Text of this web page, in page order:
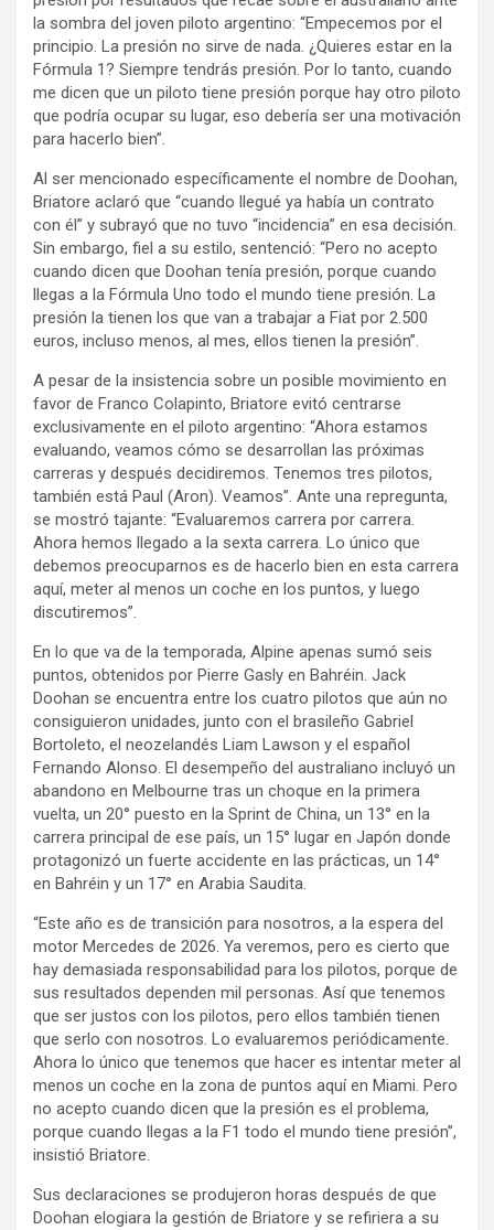
la sombra del joven piloto argentino: “Empecemos por el
principio. La presión no sirve de nada. ¿Quieres estar en la
Fórmula 1? Siempre tendrás presión. Por lo tanto, cuando
me dicen que un piloto tiene presión porque hay otro piloto
que podría ocupar su lugar, eso debería ser una motivación
para hacerlo bien”.
Al ser mencionado específicamente el nombre de Doohan,
Briatore aclaró que “cuando llegué ya había un contrato
con él” y subrayó que no tuvo “incidencia” en esa decisión.
Sin embargo, fiel a su estilo, sentenció: “Pero no acepto
cuando dicen que Doohan tenía presión, porque cuando
llegas a la Fórmula Uno todo el mundo tiene presión. La
presión la tienen los que van a trabajar a Fiat por 2.500
euros, incluso menos, al mes, ellos tienen la presión”.
A pesar de la insistencia sobre un posible movimiento en
favor de Franco Colapinto, Briatore evitó centrarse
exclusivamente en el piloto argentino: “Ahora estamos
evaluando, veamos cómo se desarrollan las próximas
carreras y después decidiremos. Tenemos tres pilotos,
también está Paul (Aron). Veamos”. Ante una repregunta,
se mostró tajante: “Evaluaremos carrera por carrera.
Ahora hemos llegado a la sexta carrera. Lo único que
debemos preocuparnos es de hacerlo bien en esta carrera
aquí, meter al menos un coche en los puntos, y luego
discutiremos”.
En lo que va de la temporada, Alpine apenas sumó seis
puntos, obtenidos por Pierre Gasly en Bahréin. Jack
Doohan se encuentra entre los cuatro pilotos que aún no
consiguieron unidades, junto con el brasileño Gabriel
Bortoleto, el neozelandés Liam Lawson y el español
Fernando Alonso. El desempeño del australiano incluyó un
abandono en Melbourne tras un choque en la primera
vuelta, un 20° puesto en la Sprint de China, un 13° en la
carrera principal de ese país, un 15° lugar en Japón donde
protagonizó un fuerte accidente en las prácticas, un 14°
en Bahréin y un 17° en Arabia Saudita.
“Este año es de transición para nosotros, a la espera del
motor Mercedes de 2026. Ya veremos, pero es cierto que
hay demasiada responsabilidad para los pilotos, porque de
sus resultados dependen mil personas. Así que tenemos
que ser justos con los pilotos, pero ellos también tienen
que serlo con nosotros. Lo evaluaremos periódicamente.
Ahora lo único que tenemos que hacer es intentar meter al
menos un coche en la zona de puntos aquí en Miami. Pero
no acepto cuando dicen que la presión es el problema,
porque cuando llegas a la F1 todo el mundo tiene presión”,
insistió Briatore.
Sus declaraciones se produjeron horas después de que
Doohan elogiara la gestión de Briatore y se refiriera a su